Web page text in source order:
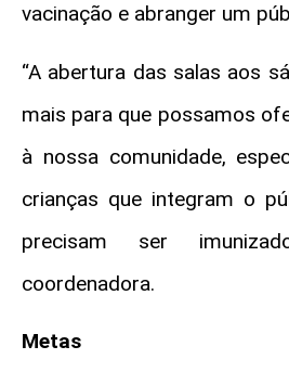
vacinação e abranger um
“A abertura das salas aos
mais para que possamos
à nossa comunidade,
crianças que integram o
precisam ser
coordenadora.
Metas